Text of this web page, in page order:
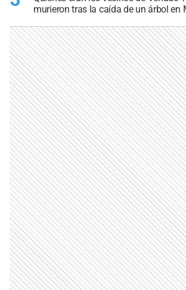
murieron tras la caída de un árbol en